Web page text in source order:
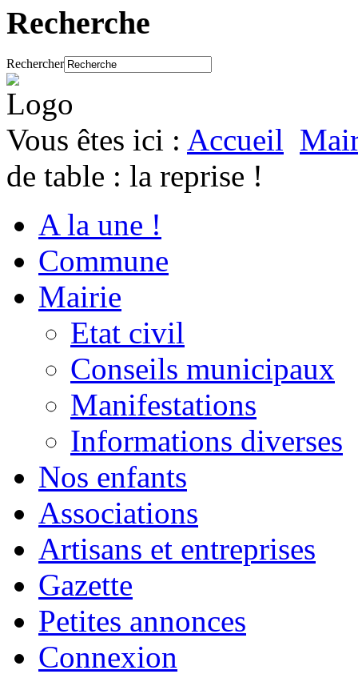
Recherche
Rechercher
Vous êtes ici : Accueil
de table : la reprise !
A la une !
Commune
Mairie
Etat civil
Conseils municipaux
Manifestations
Informations diverses
Nos enfants
Associations
Artisans et entreprises
Gazette
Petites annonces
Connexion